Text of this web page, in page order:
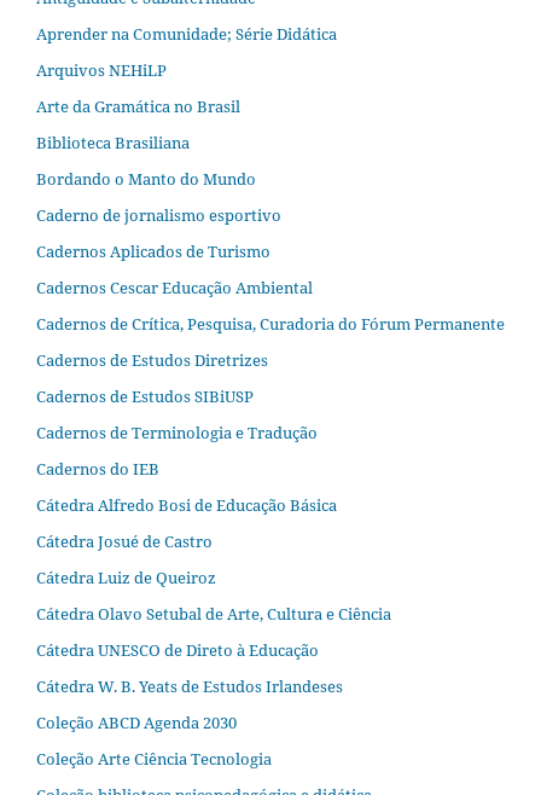
Aprender na Comunidade; Série Didática
Arquivos NEHiLP
Arte da Gramática no Brasil
Biblioteca Brasiliana
Bordando o Manto do Mundo
Caderno de jornalismo esportivo
Cadernos Aplicados de Turismo
Cadernos Cescar Educação Ambiental
Cadernos de Crítica, Pesquisa, Curadoria do Fórum Permanente
Cadernos de Estudos Diretrizes
Cadernos de Estudos SIBiUSP
Cadernos de Terminologia e Tradução
Cadernos do IEB
Cátedra Alfredo Bosi de Educação Básica
Cátedra Josué de Castro
Cátedra Luiz de Queiroz
Cátedra Olavo Setubal de Arte, Cultura e Ciência
Cátedra UNESCO de Direto à Educação
Cátedra W. B. Yeats de Estudos Irlandeses
Coleção ABCD Agenda 2030
Coleção Arte Ciência Tecnologia